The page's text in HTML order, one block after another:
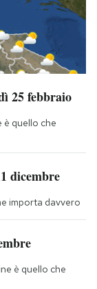
25 febbraio
è quello che
dicembre
importa davvero
è quello che